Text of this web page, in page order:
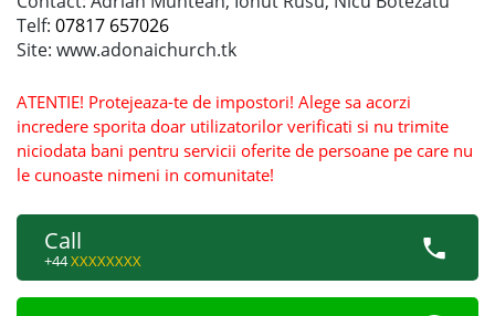
Telf: 07817 657026
Site: www.adonaichurch.tk
ATENTIE! Protejeaza-te de impostori! Alege sa acorzi
incredere sporita doar utilizatorilor verificati si nu trimite
niciodata bani pentru servicii oferite de persoane pe care nu
le cunoaste nimeni in comunitate!
Call
+44XXXXXXXX